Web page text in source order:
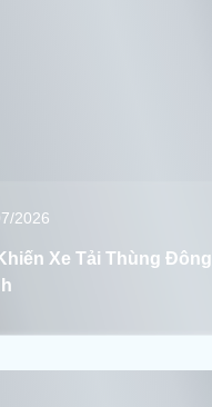
2026
Xe Tải Thùng Đông